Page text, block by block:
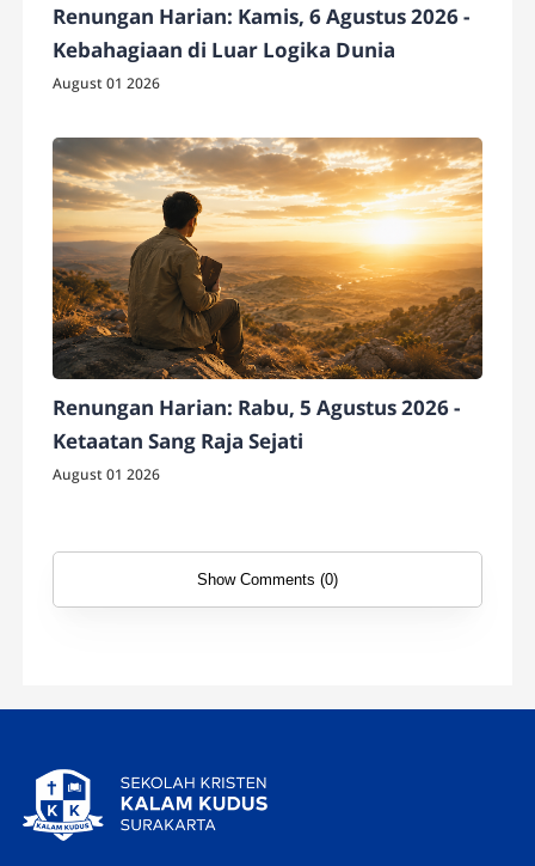
Renungan Harian: Kamis, 6 Agustus 2026 -
Kebahagiaan di Luar Logika Dunia
August 01 2026
Renungan Harian: Rabu, 5 Agustus 2026 -
Ketaatan Sang Raja Sejati
August 01 2026
Show Comments (0)